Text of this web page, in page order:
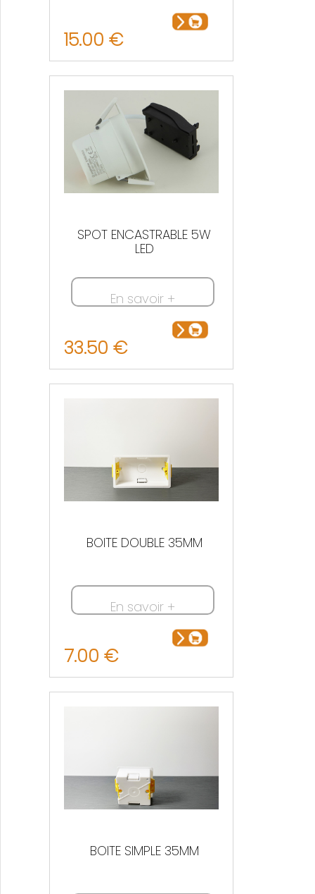
15.00 €
SPOT ENCASTRABLE 5W
LED
En savoir +
33.50 €
BOITE DOUBLE 35MM
En savoir +
7.00 €
BOITE SIMPLE 35MM